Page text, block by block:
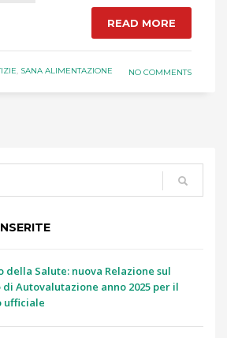
READ MORE
SANA ALIMENTAZIONE NO COMMENTS
della Salute: nuova Relazione sul
di Autovalutazione anno 2025 per il
ufficiale